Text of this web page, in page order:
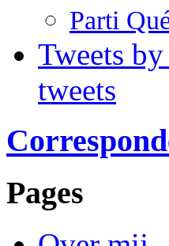
Parti
Tweets
tweets
Pages